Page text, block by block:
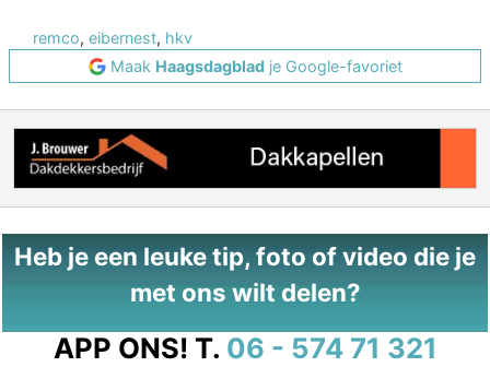
remco, eibernest, hkv
Maak Haagsdagbladje Google-favoriet
Heb je een leuke tip, foto of video die je
met ons wilt delen?
APP ONS! T. 06 - 574 71 321